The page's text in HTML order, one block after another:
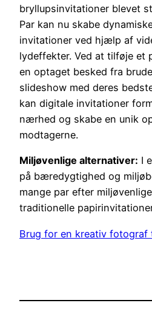
bryllupsinvitationer blevet
Par kan nu skabe
invitationer ved hjælp af
lydeffekter. Ved at tilføje et
en optaget besked fra
slideshow med deres
kan digitale invitationer
nærhed og skabe en unik
modtagerne.
Miljøvenlige alternativer: I
på bæredygtighed og
mange par efter
traditionelle
Brug for en kreativ fotograf